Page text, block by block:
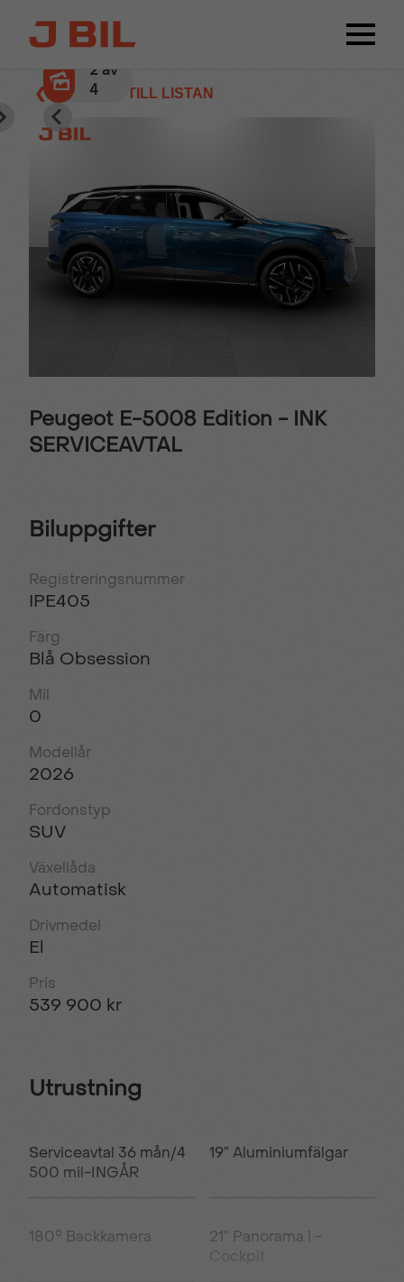
❮ TILLBAKA TILL LISTAN
2av
4
Peugeot E-5008 Edition - INK
SERVICEAVTAL
Biluppgifter
Registreringsnummer
IPE405
Färg
Blå Obsession
Mil
0
Modellår
2026
Fordonstyp
SUV
Växellåda
Automatisk
Drivmedel
El
Pris
539 900 kr
Utrustning
Serviceavtal 36 mån/4
500 mil-INGÅR
19” Aluminiumfälgar
180° Backkamera
21” Panorama i -
Cockpit